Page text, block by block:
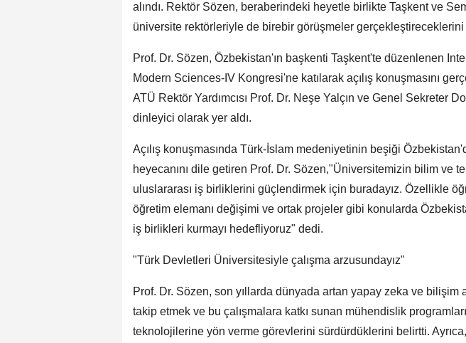
alındı. Rektör Sözen, beraberindeki heyetle birlikte Taşkent ve
üniversite rektörleriyle de birebir görüşmeler gerçekleştireceklerini
Prof. Dr. Sözen, Özbekistan'ın başkenti Taşkent'te düzenlenen
Modern Sciences-IV Kongresi'ne katılarak açılış konuşmasını
ATÜ Rektör Yardımcısı Prof. Dr. Neşe Yalçın ve Genel Sekreter
dinleyici olarak yer aldı.
Açılış konuşmasında Türk-İslam medeniyetinin beşiği
heyecanını dile getiren Prof. Dr. Sözen,"Üniversitemizin bilim ve
uluslararası iş birliklerini güçlendirmek için buradayız. Özellikle
öğretim elemanı değişimi ve ortak projeler gibi konularda
iş birlikleri kurmayı hedefliyoruz" dedi.
"Türk Devletleri Üniversitesiyle çalışma arzusundayız"
Prof. Dr. Sözen, son yıllarda dünyada artan yapay zeka ve bilişim
takip etmek ve bu çalışmalara katkı sunan mühendislik
teknolojilerine yön verme görevlerini sürdürdüklerini belirtti.